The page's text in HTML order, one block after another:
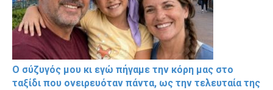
Ο σύζυγός μου κι εγώ πήγαμε την κόρη μας στο
ταξίδι που ονειρευόταν πάντα, ως την τελευταία της